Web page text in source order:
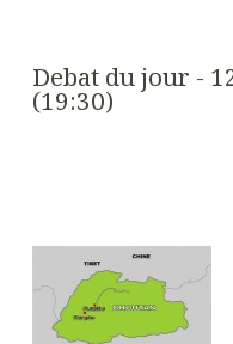
Debat du jour -
(19:30)